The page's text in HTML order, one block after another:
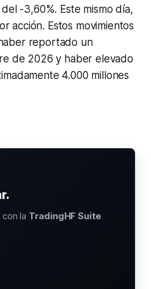
-3,60%. Este mismo día,
acción. Estos movimientos
reportado un
de 2026 y haber elevado
4.000 millones
la TradingHF Suite